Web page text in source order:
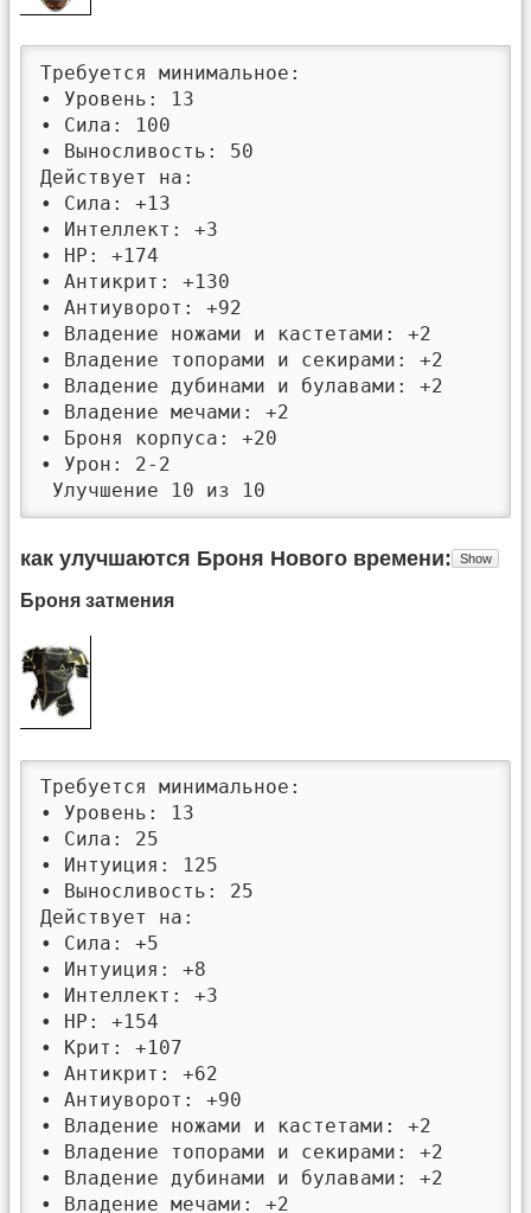
Требуется минимальное:
• Уровень: 13
• Сила: 100
• Выносливость: 50
Действует на:
• Сила: +13
• Интеллект: +3
• HP: +174
• Антикрит: +130
• Антиуворот: +92
• Владение ножами и кастетами: +2
• Владение топорами и секирами: +2
• Владение дубинами и булавами: +2
• Владение мечами: +2
• Броня корпуса: +20
• Урон: 2-2
Улучшение 10 из 10
как улучшаются Броня Нового времени
Броня затмения
Требуется минимальное:
• Уровень: 13
• Сила: 25
• Интуиция: 125
• Выносливость: 25
Действует на:
• Сила: +5
• Интуиция: +8
• Интеллект: +3
• HP: +154
• Крит: +107
• Антикрит: +62
• Антиуворот: +90
• Владение ножами и кастетами: +2
• Владение топорами и секирами: +2
• Владение дубинами и булавами: +2
• Владение мечами: +2